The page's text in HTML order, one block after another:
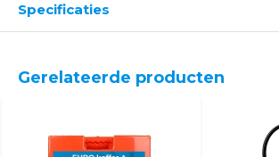
Specificaties
Gerelateerde producten